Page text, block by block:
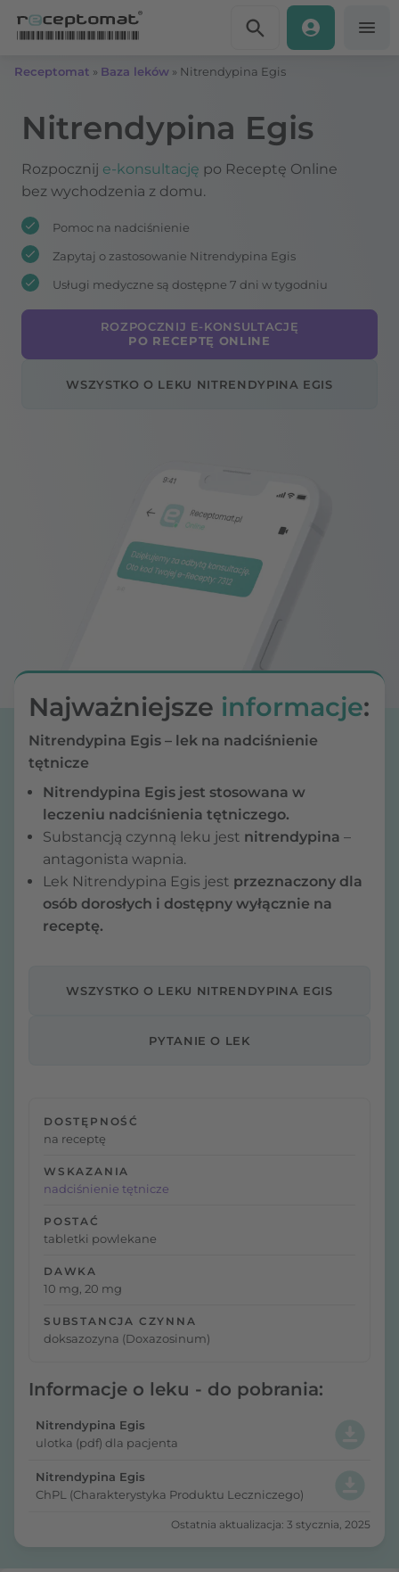
Receptomat » Baza leków » Nitrendypina Egis
Nitrendypina Egis
Rozpocznij e-konsultację po Receptę Online
bez wychodzenia z domu.
Pomoc na nadciśnienie
Zapytaj o zastosowanie Nitrendypina Egis
Usługi medyczne są dostępne 7 dni w tygodniu
ROZPOCZNIJ E-KONSULTACJĘ
PO RECEPTĘ ONLINE
WSZYSTKO O LEKU NITRENDYPINA EGIS
Najważniejsze informacje:
Nitrendypina Egis – lek na nadciśnienie
tętnicze
Nitrendypina Egis jest stosowana w
leczeniu nadciśnienia tętniczego.
Substancją czynną leku jest nitrendypina –
antagonista wapnia.
Lek Nitrendypina Egis jest przeznaczony dla
osób dorosłych i dostępny wyłącznie na
receptę.
WSZYSTKO O LEKU NITRENDYPINA EGIS
PYTANIE O LEK
DOSTĘPNOŚĆ
na receptę
WSKAZANIA
nadciśnienie tętnicze
POSTAĆ
tabletki powlekane
DAWKA
10 mg, 20 mg
SUBSTANCJA CZYNNA
doksazozyna (Doxazosinum)
Informacje o leku - do pobrania:
Nitrendypina Egis
ulotka (pdf) dla pacjenta
Nitrendypina Egis
ChPL (Charakterystyka Produktu Leczniczego)
Ostatnia aktualizacja: 3 stycznia, 2025